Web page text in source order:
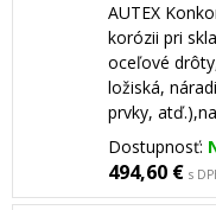
AUTEX
korózii pri
oceľové
ložiská,
prvky,
Dostupnosť:
494,60 € s